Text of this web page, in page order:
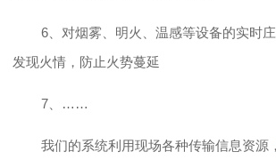
6、对烟雾、明火、温感等设备的实时
发现火情，防止火势蔓延
7、……
我们的系统利用现场各种传输信息资源，